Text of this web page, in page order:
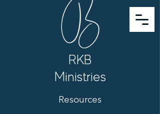
RKB
Ministries
Resources